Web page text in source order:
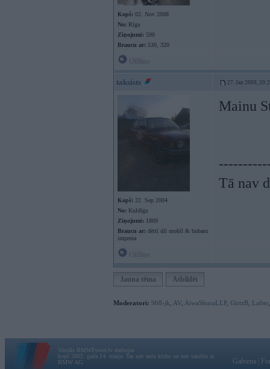
Kopš: 02. Nov 2008
No: Rīga
Ziņojumi: 590
Braucu ar: 530, 320
taksists 27. Jan 2009,
Kopš: 22. Sep 2004
No: Kuldīga
Ziņojumi: 1869
Braucu ar: dērtī dīl mobīl & bubaru
impreza
Mainu
Tā nav
Jauna tēma Atbildēt
Moderatori: 968-jk AV AiwaShuraLLP, GirtzB Lafter
Vortāls BMWPower.lv darbojas
kopš 2002. gada 14. maija. Tas nav auto klubs un nav saistīts ar
BMW AG.
Galvena